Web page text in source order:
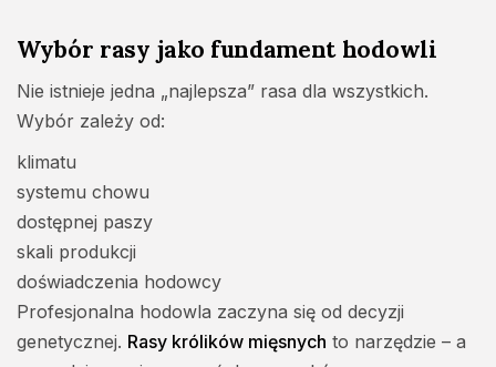
Wybór rasy jako fundament hodowli
Nie istnieje jedna „najlepsza” rasa dla wszystkich.
Wybór zależy od:
klimatu
systemu chowu
dostępnej paszy
skali produkcji
doświadczenia hodowcy
Profesjonalna hodowla zaczyna się od decyzji
genetycznej. Rasy królików mięsnych to narzędzie – a